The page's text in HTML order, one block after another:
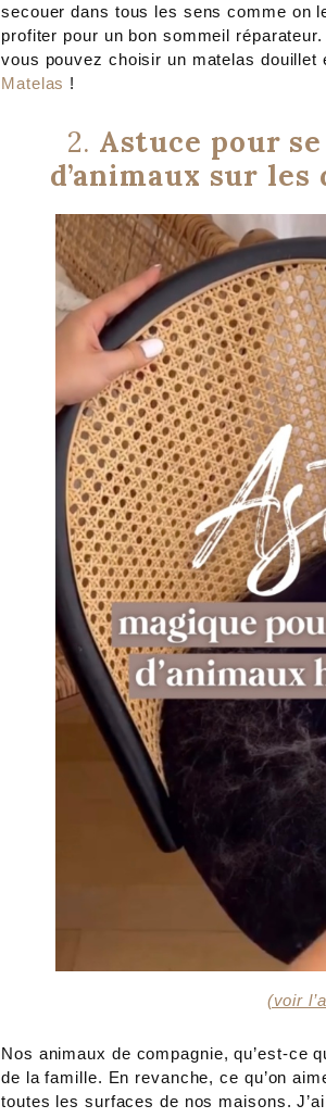
secouer dans tous les sens comme on
profiter pour un bon sommeil réparateur.
vous pouvez choisir un matelas
Matelas !
2. Astuce pour
d’animaux sur
(voir
Nos animaux de compagnie, qu’est-ce
de la famille. En revanche, ce qu’on
toutes les surfaces de nos maisons.